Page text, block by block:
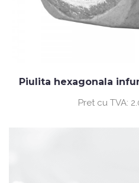
Piulita hexagonala
Pret cu TVA: